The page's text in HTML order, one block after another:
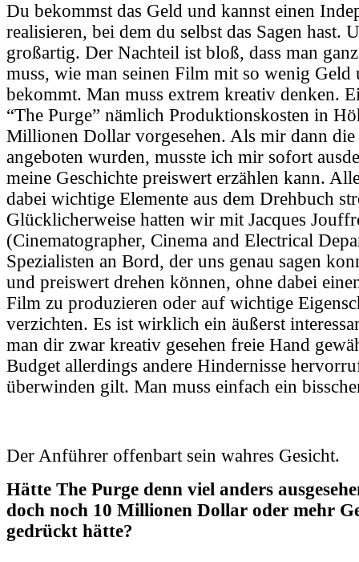
Du bekommst das Geld und kannst einen
realisieren, bei dem du selbst das Sagen hast.
großartig. Der Nachteil ist bloß, dass man
muss, wie man seinen Film mit so wenig Geld
bekommt. Man muss extrem kreativ denken.
“The Purge” nämlich Produktionskosten in
Millionen Dollar vorgesehen. Als mir dann
angeboten wurden, musste ich mir sofort
meine Geschichte preiswert erzählen kann.
dabei wichtige Elemente aus dem Drehbuch
Glücklicherweise hatten wir mit Jacques
(Cinematographer, Cinema and Electrical
Spezialisten an Bord, der uns genau sagen
und preiswert drehen können, ohne dabei
Film zu produzieren oder auf wichtige
verzichten. Es ist wirklich ein äußerst
man dir zwar kreativ gesehen freie Hand
Budget allerdings andere Hindernisse
überwinden gilt. Man muss einfach ein
Der Anführer offenbart sein wahres Gesicht.
Hätte The Purge denn viel anders
doch noch 10 Millionen Dollar oder mehr
gedrückt hätte?